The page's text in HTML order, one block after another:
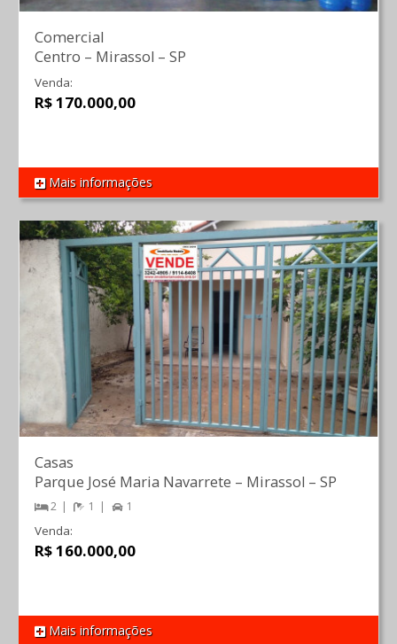
REF 1123
Comercial
Centro – Mirassol – SP
Venda:
R$ 170.000,00
Mais informações
REF 1073
Casas
Parque José Maria Navarrete – Mirassol – SP
2 1 1
Venda:
R$ 160.000,00
Mais informações